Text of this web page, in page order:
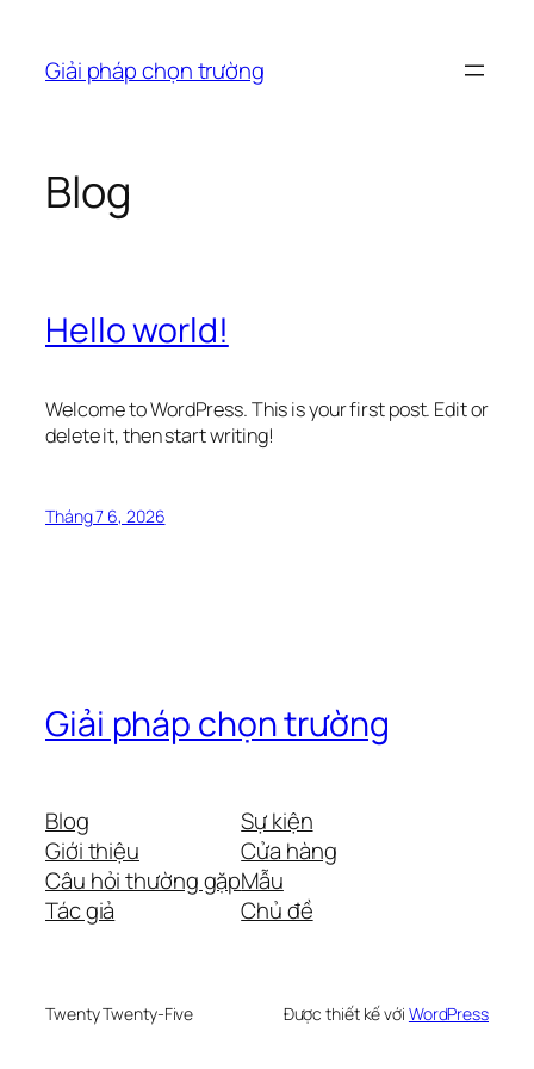
phầnGiải pháp chọn trường
Blog
Hello world!
Welcome to WordPress. This is your first post. Edit or
delete it, then start writing!
Tháng 7 6, 2026
Giải pháp chọn trường
Blog
Giới thiệu
Câu hỏi thường gặp
Tác giả
Sự kiện
Cửa hàng
Mẫu
Chủ đề
Twenty Twenty-Five Được thiết kế với WordPress